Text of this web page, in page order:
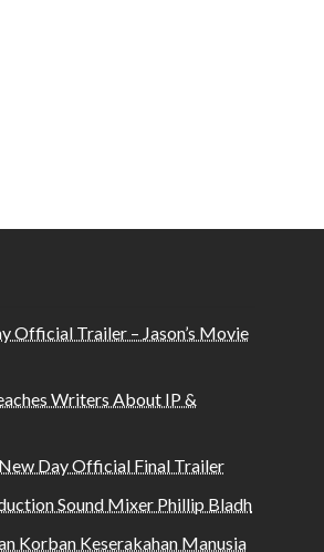
Official Trailer – Jason’s Movie
Writers About IP &
Day Official Final Trailer
Sound Mixer Phillip Bladh
Korban Keserakahan Manusia